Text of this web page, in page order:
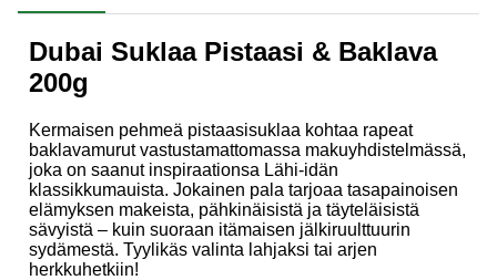
Dubai Suklaa Pistaasi & Baklava
200g
Kermaisen pehmeä pistaasisuklaa kohtaa rapeat
baklavamurut vastustamattomassa makuyhdistelmässä,
joka on saanut inspiraationsa Lähi-idän
klassikkumauista. Jokainen pala tarjoaa tasapainoisen
elämyksen makeista, pähkinäisistä ja täyteläisistä
sävyistä – kuin suoraan itämaisen jälkiruulttuurin
sydämestä. Tyylikäs valinta lahjaksi tai arjen
herkkuhetkiin!